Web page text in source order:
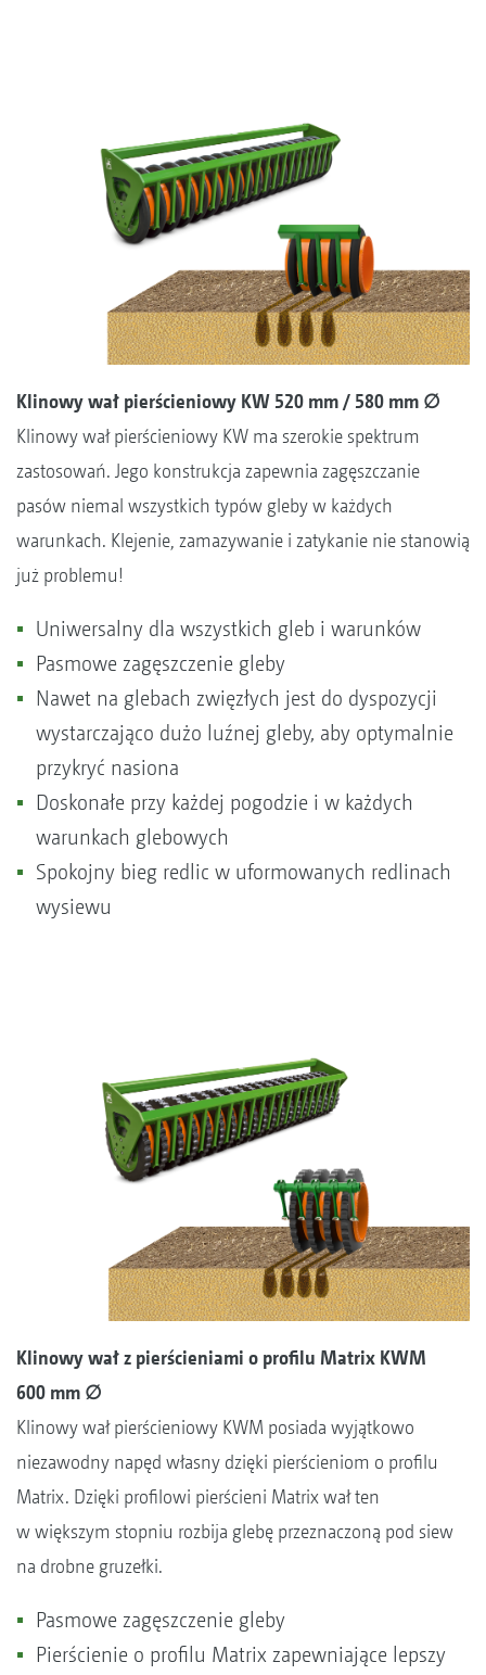
Klinowy wał pierścieniowy KW 520 mm / 580 mm ∅
Klinowy wał pierścieniowy KW ma szerokie spektrum
zastosowań. Jego konstrukcja zapewnia zagęszczanie
pasów niemal wszystkich typów gleby w każdych
warunkach. Klejenie, zamazywanie i zatykanie nie stanowią
już problemu!
Uniwersalny dla wszystkich gleb i warunków
Pasmowe zagęszczenie gleby
Nawet na glebach zwięzłych jest do dyspozycji
wystarczająco dużo luźnej gleby, aby optymalnie
przykryć nasiona
Doskonałe przy każdej pogodzie i w każdych
warunkach glebowych
Spokojny bieg redlic w uformowanych redlinach
wysiewu
Klinowy wał z pierścieniami o profilu Matrix KWM
600 mm ∅
Klinowy wał pierścieniowy KWM posiada wyjątkowo
niezawodny napęd własny dzięki pierścieniom o profilu
Matrix. Dzięki profilowi pierścieni Matrix wał ten
w większym stopniu rozbija glebę przeznaczoną pod siew
na drobne gruzełki.
Pasmowe zagęszczenie gleby
Pierścienie o profilu Matrix zapewniające lepszy